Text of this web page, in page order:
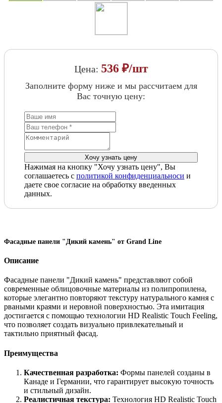
Цена: 536 ₽/шт
Заполните форму ниже и мы рассчитаем для
Вас точную цену:
Нажимая на кнопку "Хочу узнать цену", Вы
соглашаетесь с политикой конфиденциальноси и
даете свое согласие на обработку введенных
данных.
Фасадные панели "Дикий камень" от Grand Line
Описание
Фасадные панели "Дикий камень" представляют собой
современные облицовочные материалы из полипропилена,
которые элегантно повторяют текстуру натурального камня с
рваными краями и неровной поверхностью. Эта имитация
достигается с помощью технологии HD Realistic Touch Feeling,
что позволяет создать визуально привлекательный и
тактильно приятный фасад.
Преимущества
Качественная разработка: Формы панелей созданы в
Канаде и Германии, что гарантирует высокую точность
и стильный дизайн.
Реалистичная текстура: Технология HD Realistic Touch